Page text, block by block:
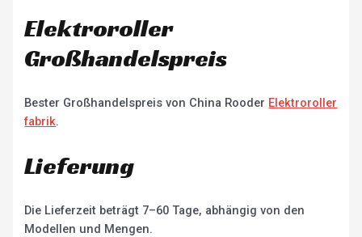
Elektroroller
Großhandelspreis
Bester Großhandelspreis von China Rooder Elektroroller
fabrik.
Lieferung
Die Lieferzeit beträgt 7–60 Tage, abhängig von den
Modellen und Mengen.